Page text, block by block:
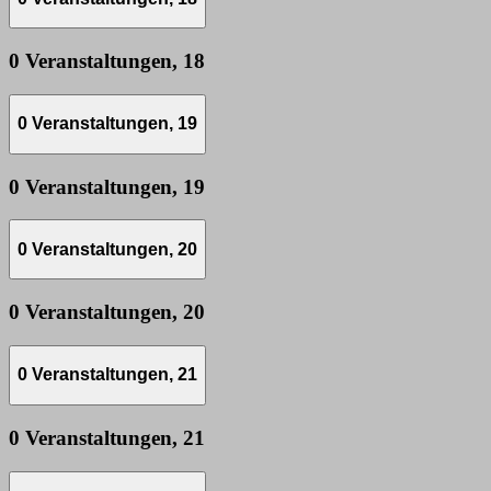
0 Veranstaltungen, 18
0 Veranstaltungen, 19
0 Veranstaltungen, 19
0 Veranstaltungen, 20
0 Veranstaltungen, 20
0 Veranstaltungen, 21
0 Veranstaltungen, 21